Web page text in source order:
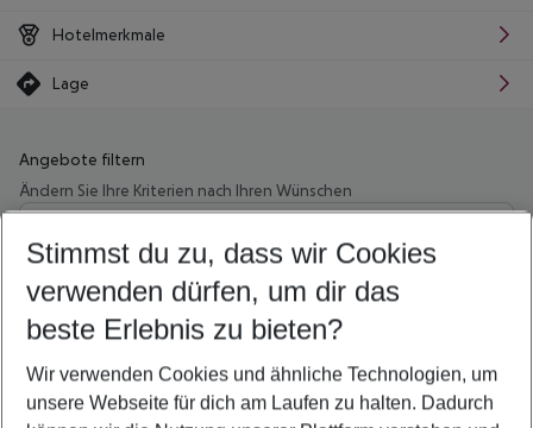
Hotelmerkmale
Lage
Angebote filtern
Ändern Sie Ihre Kriterien nach Ihren Wünschen
Wähle deinen Abflughafen
Beliebiger Abflughafen
Wähle deinen Reisezeitraum
5-8 Nächte
2 Erwachsene Keine Kinder
Stimmst du zu, dass wir Cookies
verwenden dürfen, um dir das
beste Erlebnis zu bieten?
Wir verwenden Cookies und ähnliche Technologien, um
unsere Webseite für dich am Laufen zu halten. Dadurch